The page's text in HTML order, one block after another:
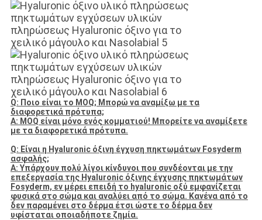
Q: Ποιο είναι το MOQ; Μπορώ να αναμίξω με τα
διαφορετικά πρότυπα;
Α: MOQ είναι μόνο ενός κομματιού! Μπορείτε να αναμίξετε
με τα διαφορετικά πρότυπα.
Q: Είναι η Hyaluronic όξινη έγχυση πηκτωμάτων Fosyderm
ασφαλής;
Α: Υπάρχουν πολύ λίγοι κίνδυνοι που συνδέονται με την
επεξεργασία της Hyaluronic όξινης έγχυσης πηκτωμάτων
Fosyderm, εν μέρει επειδή το hyaluronic οξύ εμφανίζεται
φυσικά στο σώμα και αναλύει από το σώμα. Κανένα από το
δεν παραμένει στο δέρμα έτσι ώστε το δέρμα δεν
υφίσταται οποιαδήποτε ζημία.